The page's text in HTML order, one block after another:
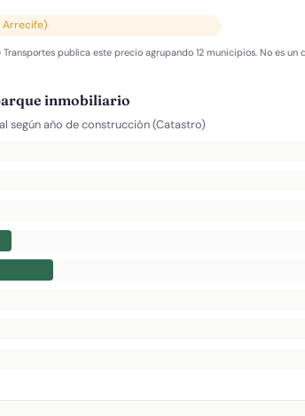
Arrecife)
Transportes publica este precio agrupando 12 municipios. No es
inmobiliario
según año de construcción (Catastro)